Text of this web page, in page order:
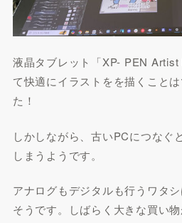
液晶タブレット「XP- PEN
て快適にイラストをを描くこと
た！
しかしながら、古いPCにつなぐ
しまうようです。
アナログもデジタルも行うワタ
そうです。しばらく大きな買い物